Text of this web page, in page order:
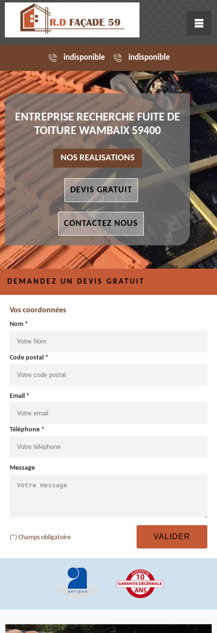
indisponible indisponible
ENTREPRISE RECHERCHE FUITE DE
TOITURE WAMBAIX 59400
NOS REALISATIONS
DEVIS GRATUIT
CONTACTEZ NOUS
DEMANDEZ UN DEVIS GRATUIT
Vos coordonnées
Nom *
Code postal *
Email *
Téléphone *
Message
(*) Champs obligatoire